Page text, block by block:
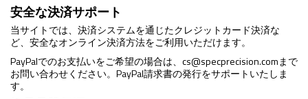
安全な決済サポート
当サイトでは、決済システムを通じたクレジットカード決済な
ど、安全なオンライン決済方法をご利用いただけます。
PayPalでのお支払いをご希望の場合は、 cs@specprecision.comまで
お問い合わせください。PayPal請求書の発行をサポートいたしま
す。